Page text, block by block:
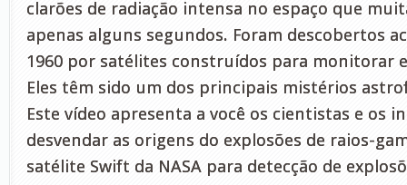
clarões de radiação intensa no espaço que
apenas alguns segundos. Foram descobertos
1960 por satélites construídos para monitorar
Eles têm sido um dos principais mistérios
Este vídeo apresenta a você os cientistas e os
desvendar as origens do explosões de raios-
satélite Swift da NASA para detecção de